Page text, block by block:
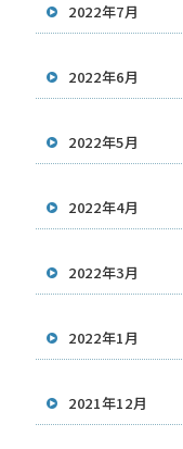
2022年7月
2022年6月
2022年5月
2022年4月
2022年3月
2022年1月
2021年12月